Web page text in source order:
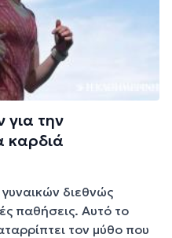
την
καρδιά
διεθνώς
παθήσεις. Αυτό το
τον μύθο που